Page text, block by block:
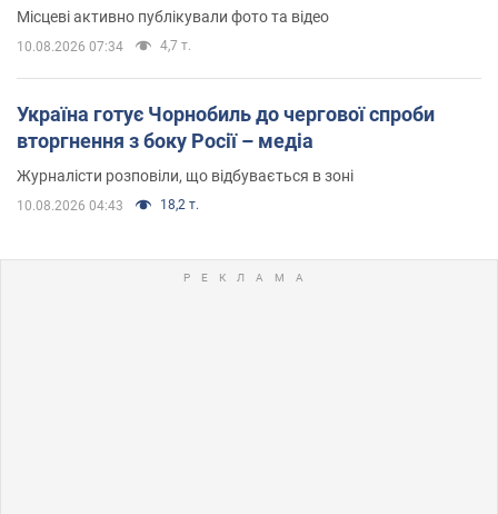
Місцеві активно публікували фото та відео
10.08.2026 07:34 4,7 т.
Україна готує Чорнобиль до чергової спроби
вторгнення з боку Росії – медіа
Журналісти розповіли, що відбувається в зоні
10.08.2026 04:43 18,2 т.